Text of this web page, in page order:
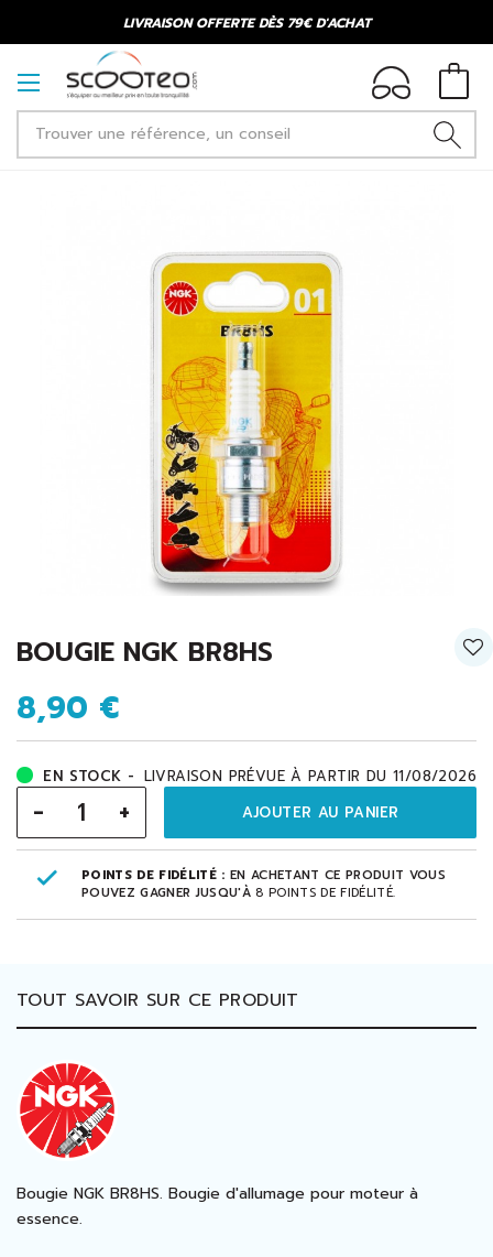
LIVRAISON OFFERTE DÈS 79€ D'ACHAT
BOUGIE NGK BR8HS
8,90 €
EN STOCK - LIVRAISON PRÉVUE À PARTIR DU 11/08/2026
- + AJOUTER AU PANIER
POINTS DE FIDÉLITÉ : EN ACHETANT CE PRODUIT VOUS
POUVEZ GAGNER JUSQU'À8 POINTS DE FIDÉLITÉ.
TOUT SAVOIR SUR CE PRODUIT
Bougie NGK BR8HS. Bougie d'allumage pour moteur à
essence.